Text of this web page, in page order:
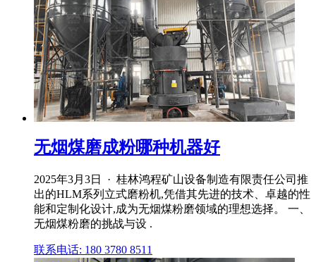
无烟煤磨成粉哪种机器好
2025年3月3日 · 桂林鸿程矿山设备制造有限责任公司推
出的HLM系列立式磨粉机,凭借其先进的技术、卓越的性
能和定制化设计,成为无烟煤粉磨领域的理想选择。 一、
无烟煤粉磨的挑战与设 .
联系电话: 180 3780 8511